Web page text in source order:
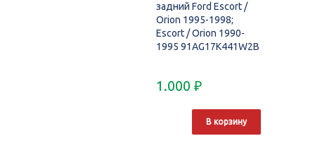
задний Ford Escort /
Orion 1995-1998;
Escort / Orion 1990-
1995 91AG17K441W2B
1.000 ₽
В корзину